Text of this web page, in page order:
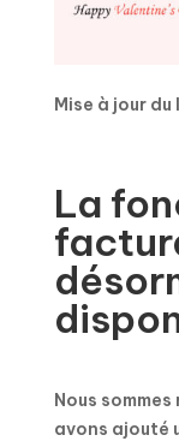
Mise à jour
La
Nous
avons ajouté